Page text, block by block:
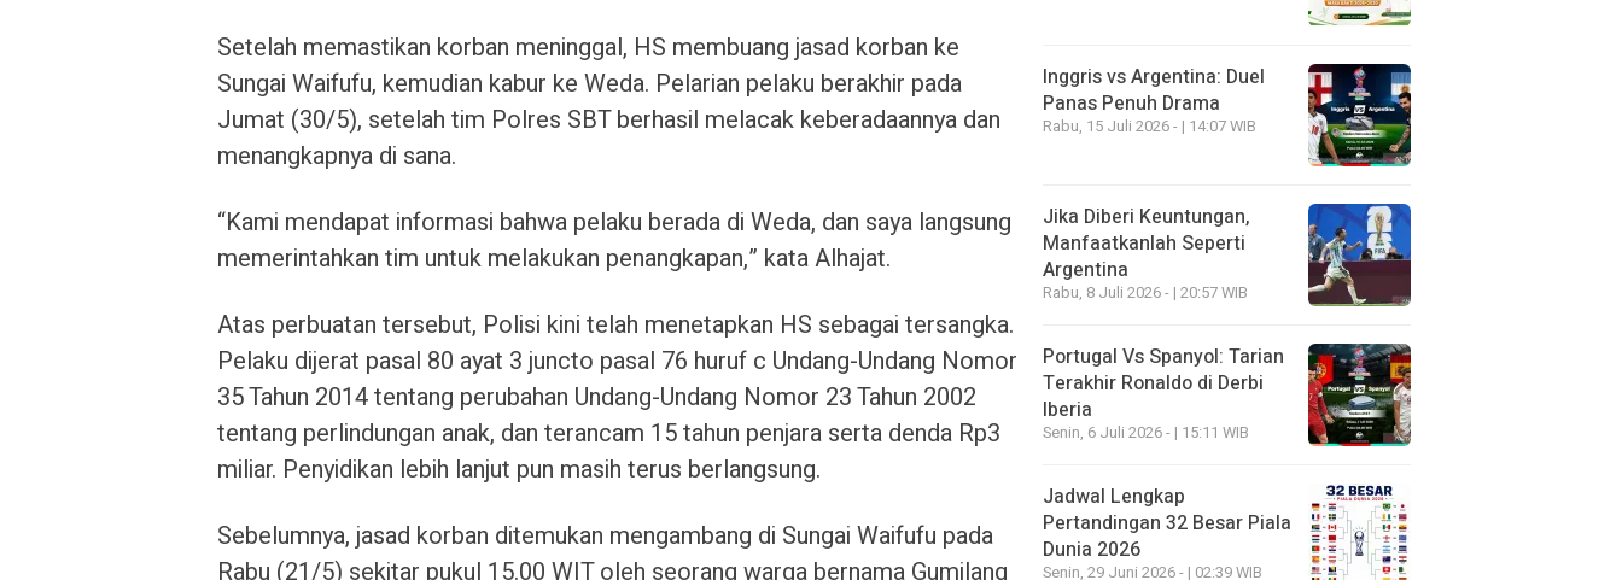
Setelah memastikan korban meninggal, HS membuang jasad korban ke
Sungai Waifufu, kemudian kabur ke Weda. Pelarian pelaku berakhir pada
Jumat (30/5), setelah tim Polres SBT berhasil melacak keberadaannya dan
menangkapnya di sana.
“Kami mendapat informasi bahwa pelaku berada di Weda, dan saya langsung
memerintahkan tim untuk melakukan penangkapan,” kata Alhajat.
Atas perbuatan tersebut, Polisi kini telah menetapkan HS sebagai tersangka.
Pelaku dijerat pasal 80 ayat 3 juncto pasal 76 huruf c Undang-Undang Nomor
35 Tahun 2014 tentang perubahan Undang-Undang Nomor 23 Tahun 2002
tentang perlindungan anak, dan terancam 15 tahun penjara serta denda Rp3
miliar. Penyidikan lebih lanjut pun masih terus berlangsung.
Sebelumnya, jasad korban ditemukan mengambang di Sungai Waifufu pada
Rabu (21/5) sekitar pukul 15.00 WIT oleh seorang warga bernama Gumilang
Inggris vs Argentina: Duel
Panas Penuh Drama
Rabu, 15 Juli 2026 - | 14:07 WIB
Jika Diberi Keuntungan,
Manfaatkanlah Seperti
Argentina
Rabu, 8 Juli 2026 - | 20:57 WIB
Portugal Vs Spanyol: Tarian
Terakhir Ronaldo di Derbi
Iberia
Senin, 6 Juli 2026 - | 15:11 WIB
Jadwal Lengkap
Pertandingan 32 Besar Piala
Dunia 2026
Senin, 29 Juni 2026 - | 02:39 WIB